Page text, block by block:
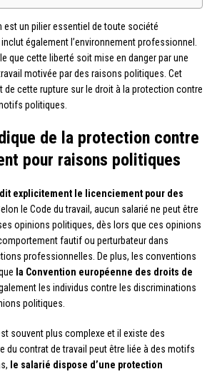
est un pilier essentiel de toute société
également l’environnement professionnel.
que cette liberté soit mise en danger par une
motivée par des raisons politiques. Cet
de cette rupture sur le droit à la protection contre
politiques.
de la protection contre
pour raisons politiques
explicitement le licenciement pour des
le Code du travail, aucun salarié ne peut être
opinions politiques, dès lors que ces opinions
fautif ou perturbateur dans
professionnelles. De plus, les conventions
la Convention européenne des droits de
les individus contre les discriminations
politiques.
souvent plus complexe et il existe des
du contrat de travail peut être liée à des motifs
le salarié dispose d’une protection